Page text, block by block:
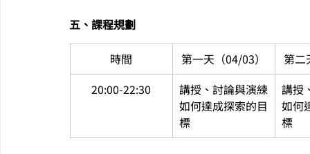
五、課程規劃
時間 第一天（04/03）
第二
20:00-22:30
講授、討論與演練
如何達成探索的目
標
講授
如何
標